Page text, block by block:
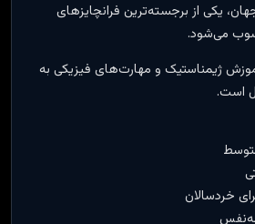
یکی از برجسته‌ترین فرانچایزهای
می‌شود.
ژیمناستیک و مهارت‌های فیزیکی به
خردسالان